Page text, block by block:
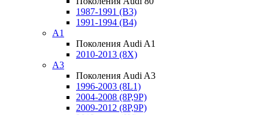
1987-1991 (B3)
1991-1994 (B4)
A1
Поколения Audi A1
2010-2013 (8X)
A3
Поколения Audi A3
1996-2003 (8L1)
2004-2008 (8P,9P)
2009-2012 (8P,9P)